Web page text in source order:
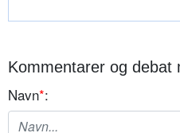
Kommentarer og
Navn*: